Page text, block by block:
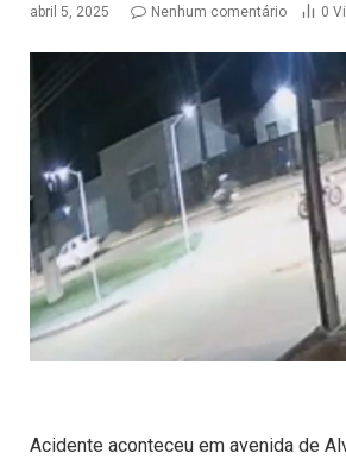
abril 5, 2025 Nenhum comentário 0
Acidente aconteceu em avenida de